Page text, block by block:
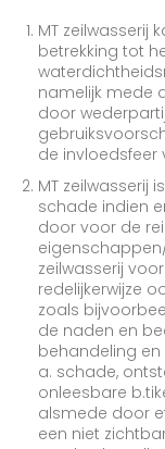
MT zeilwasserij
betrekking tot
namelijk mede
door
de invloedsfeer
MT zeilwasserij
schade indien
door voor de
zeilwasserij
redelijkerwijze
zoals
de naden en
behandeling
a. schade,
onleesbare
alsmede door
een niet